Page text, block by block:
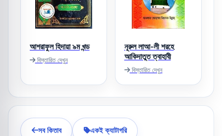
আশরাফুল হিদায়া ৯ম খন্ড
বিস্তারিত দেখুন
নূরুল লাআ-লী শরহে
আকিদাতুত ত্বাহাবী
বিস্তারিত দেখুন
সব কিতাব একই ক্যাটাগরি